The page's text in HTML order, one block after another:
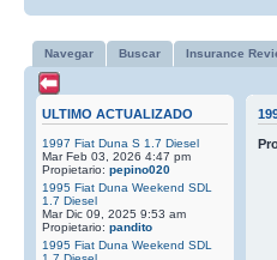
Navegar Buscar Insurance
ULTIMO ACTUALIZADO
1997 Fiat Duna S 1.7 Diesel
Mar Feb 03, 2026 4:47 pm
Propietario: pepino020
1995 Fiat Duna Weekend SDL
1.7 Diesel
Mar Dic 09, 2025 9:53 am
Propietario: pandito
1995 Fiat Duna Weekend SDL